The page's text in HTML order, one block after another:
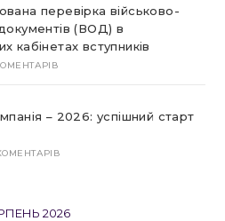
перевірка військово-
(ВОД) в
кабінетах вступників
– 2026: успішний старт
2026